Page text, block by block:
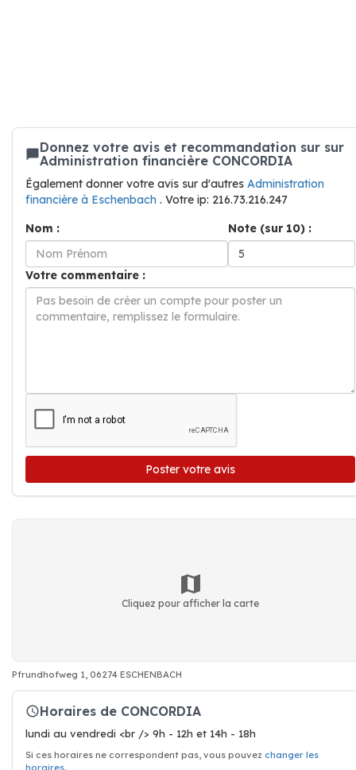
Donnez votre avis et recommandation sur sur
Administration financière CONCORDIA
Également donner votre avis sur d'autres Administration
financière à Eschenbach . Votre ip: 216.73.216.247
Nom :
Note (sur 10) :
Votre commentaire :
Poster votre avis
Cliquez pour afficher la carte
Pfrundhofweg 1, 06274 ESCHENBACH
Horaires de CONCORDIA
lundi au vendredi <br /> 9h - 12h et 14h - 18h
Si ces horaires ne correspondent pas, vous pouvez changer les
horaires.